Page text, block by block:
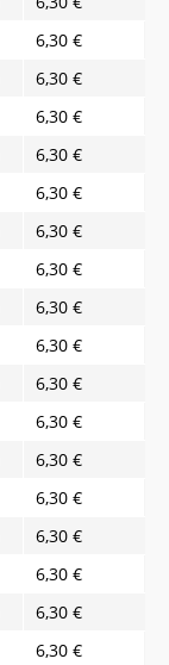
6,30 €
6,30 €
6,30 €
6,30 €
6,30 €
6,30 €
6,30 €
6,30 €
6,30 €
6,30 €
6,30 €
6,30 €
6,30 €
6,30 €
6,30 €
6,30 €
6,30 €